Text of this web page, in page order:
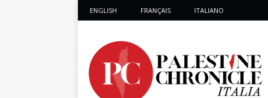
ENGLISH FRANÇAIS ITALIANO